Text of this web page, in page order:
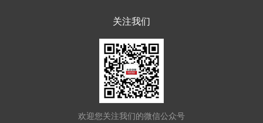
关注我们
欢迎您关注我们的微信公众号